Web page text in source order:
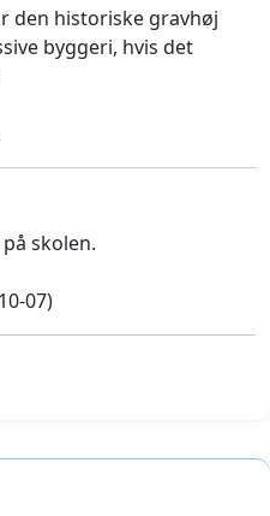
den historiske gravhøj
byggeri, hvis det
skolen.
07)